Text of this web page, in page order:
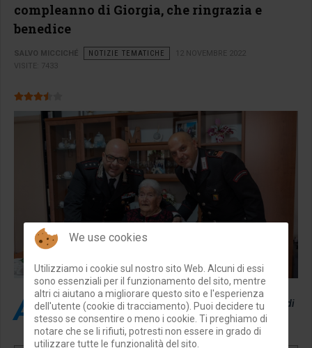
compleanno di Giorgia, che ringrazia e
benedice
SALVO MICCICHÉ NOTIZIE TEMATICHE
12 NOVEMBRE 2022
VISITE: 7433
Valutazione attuale:
A
Modica i Carabinieri festeggiano i 100 anni di una signora di
Frigintini.
We use cookies
Utilizziamo i cookie sul nostro sito Web. Alcuni di essi
sono essenziali per il funzionamento del sito, mentre
altri ci aiutano a migliorare questo sito e l'esperienza
dell'utente (cookie di tracciamento). Puoi decidere tu
stesso se consentire o meno i cookie. Ti preghiamo di
notare che se li rifiuti, potresti non essere in grado di
utilizzare tutte le funzionalità del sito.